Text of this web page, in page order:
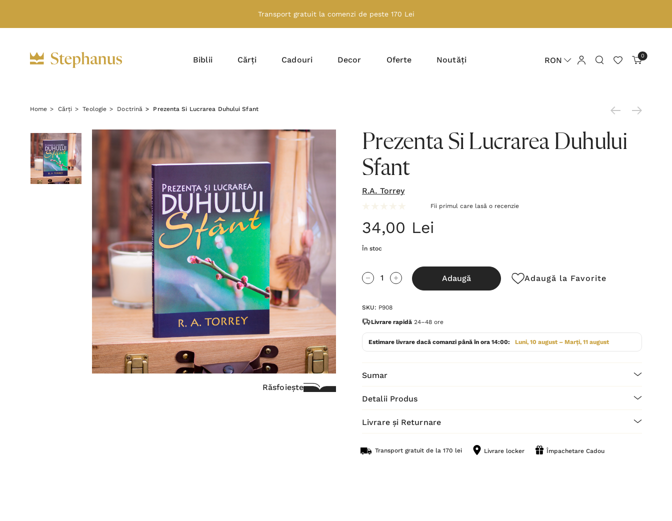
Transport gratuit la comenzi de peste 170 Lei
Biblii Cărți Cadouri Decor Oferte Noutăți RON 0
Home Cărți Teologie Doctrină Prezenta Si Lucrarea Duhului Sfant
Răsfoiește
Prezenta Si Lucrarea Duhului
Sfant
R.A. Torrey
Fii primul care lasă o recenzie
34,00 Lei
În stoc
Grăbește-
te!
curent
este:
Cantitate scăzută:Cantitate Crescută:
Adaugă Adaugă la Favorite
SKU: P908
Livrare rapidă 24–48 ore
Estimare livrare dacă comanzi până în ora 14:00: Luni, 10 august – Marți, 11 august
Sumar
Detalii Produs
Livrare și Returnare
Transport gratuit de la 170 lei Livrare locker Împachetare Cadou